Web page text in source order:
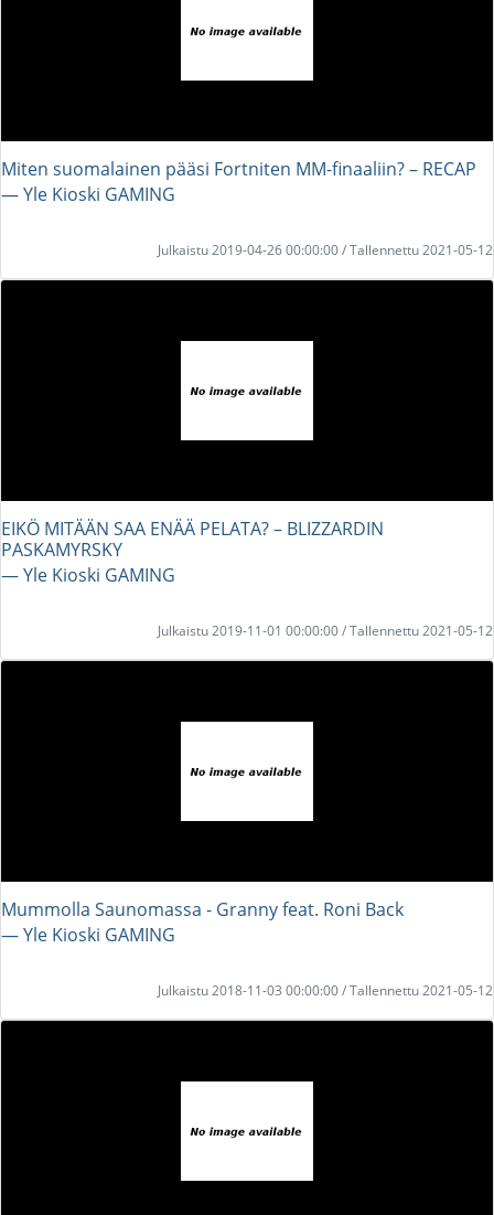
Miten suomalainen pääsi Fortniten MM-finaaliin? – RECAP
― Yle Kioski GAMING
Julkaistu 2019-04-26 00:00:00 / Tallennettu 2021-05-12
EIKÖ MITÄÄN SAA ENÄÄ PELATA? – BLIZZARDIN
PASKAMYRSKY
― Yle Kioski GAMING
Julkaistu 2019-11-01 00:00:00 / Tallennettu 2021-05-12
Mummolla Saunomassa - Granny feat. Roni Back
― Yle Kioski GAMING
Julkaistu 2018-11-03 00:00:00 / Tallennettu 2021-05-12